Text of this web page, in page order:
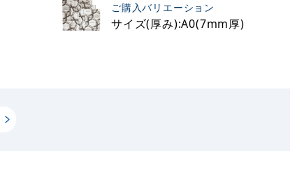
ご購入バリエーション
サイズ(厚み):A0(7mm厚)